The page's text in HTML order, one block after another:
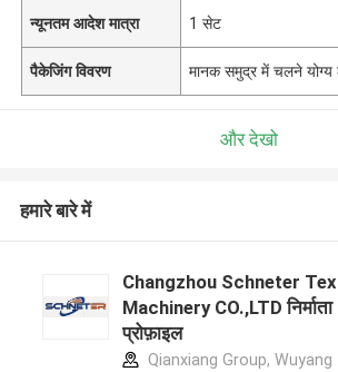
न्यूनतम आदेश मात्रा 1 सेट
पैकेजिंग विवरण मानक समुद्र में चलने योग्य
और देखो
हमारे बारे में
Changzhou Schneter
Machinery CO.,LTD निर्माता
प्रोफ़ाइल
Qianxiang Group, Wuyang